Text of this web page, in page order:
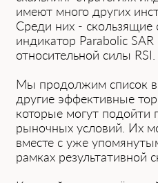
имеют много других
Среди них - скользящие
индикатор P͏arabolic
от͏носительной силы RSI.
Мы ͏продолжим список
другие эффективные
которые могут ͏подойти
рыночных условий. Их
вместе с уже
рамках результативной